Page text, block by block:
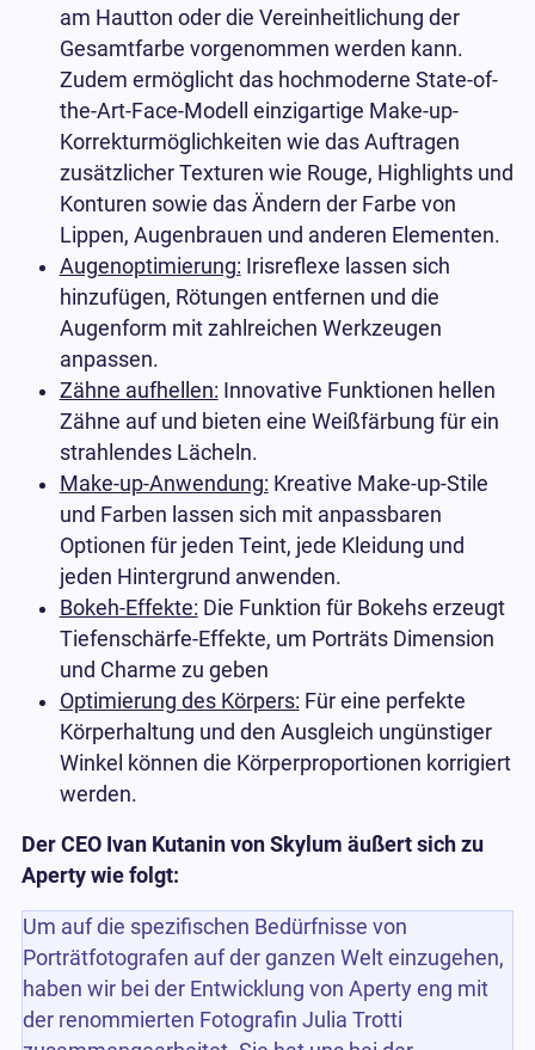
am Hautton oder die Vereinheitlichung der
Gesamtfarbe vorgenommen werden kann.
Zudem ermöglicht das hochmoderne State-of-
the-Art-Face-Modell einzigartige Make-up-
Korrekturmöglichkeiten wie das Auftragen
zusätzlicher Texturen wie Rouge, Highlights und
Konturen sowie das Ändern der Farbe von
Lippen, Augenbrauen und anderen Elementen.
Augenoptimierung: Irisreflexe lassen sich
hinzufügen, Rötungen entfernen und die
Augenform mit zahlreichen Werkzeugen
anpassen.
Zähne aufhellen: Innovative Funktionen hellen
Zähne auf und bieten eine Weißfärbung für ein
strahlendes Lächeln.
Make-up-Anwendung: Kreative Make-up-Stile
und Farben lassen sich mit anpassbaren
Optionen für jeden Teint, jede Kleidung und
jeden Hintergrund anwenden.
Bokeh-Effekte: Die Funktion für Bokehs erzeugt
Tiefenschärfe-Effekte, um Porträts Dimension
und Charme zu geben
Optimierung des Körpers: Für eine perfekte
Körperhaltung und den Ausgleich ungünstiger
Winkel können die Körperproportionen korrigiert
werden.
Der CEO Ivan Kutanin von Skylum äußert sich zu
Aperty wie folgt:
Um auf die spezifischen Bedürfnisse von
Porträtfotografen auf der ganzen Welt einzugehen,
haben wir bei der Entwicklung von Aperty eng mit
der renommierten Fotografin Julia Trotti